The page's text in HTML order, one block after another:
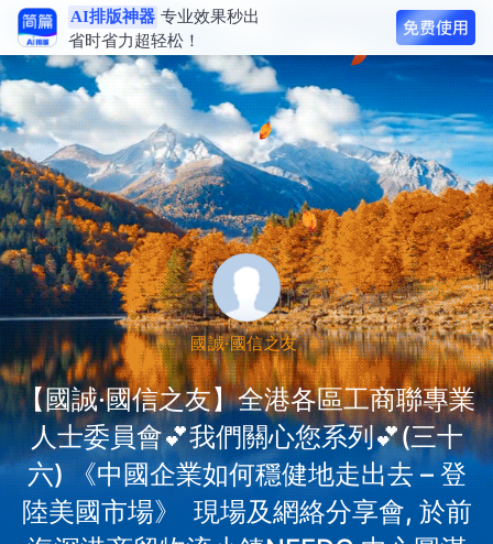
AI排版神器 专业效果秒出
省时省力超轻松！
國誠·國信之友
【國誠·國信之友】全港各區工商聯專業
人士委員會💕我們關心您系列💕(三十
六) 《中國企業如何穩健地走出去 – 登
陸美國市場》 現場及網絡分享會, 於前